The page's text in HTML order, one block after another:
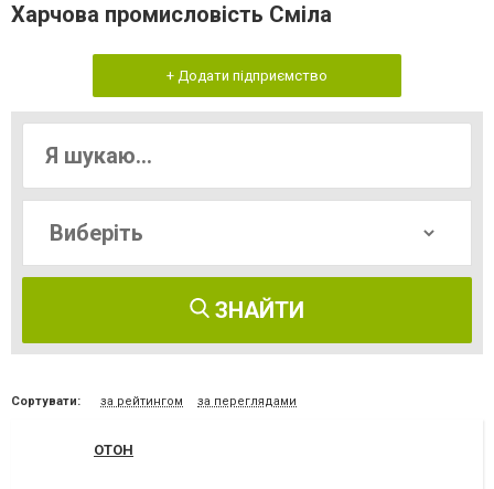
Харчова промисловість Сміла
+ Додати підприємство
ЗНАЙТИ
Сортувати: за рейтингом за переглядами
ОТОН